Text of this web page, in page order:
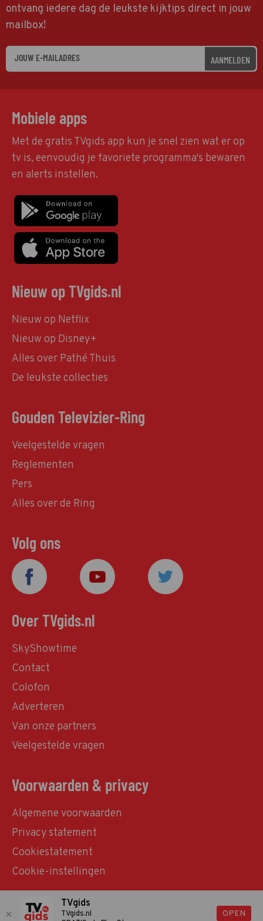
ontvang iedere dag de leukste kijktips direct in jouw
mailbox!
AANMELDEN
Mobiele apps
Met de gratis TVgids app kun je snel zien wat er op
tv is, eenvoudig je favoriete programma's bewaren
en alerts instellen.
Nieuw op TVgids.nl
Nieuw op Netflix
Nieuw op Disney+
Alles over Pathé Thuis
De leukste collecties
Gouden Televizier-Ring
Veelgestelde vragen
Reglementen
Pers
Alles over de Ring
Volg ons
Over TVgids.nl
SkyShowtime
Contact
Colofon
Adverteren
Van onze partners
Veelgestelde vragen
Voorwaarden & privacy
Algemene voorwaarden
Privacy statement
Cookiestatement
Cookie-instellingen
© TVgids.nl 2026 - All rights reserved. No text and
TVgids
TVgids.nl
OPEN